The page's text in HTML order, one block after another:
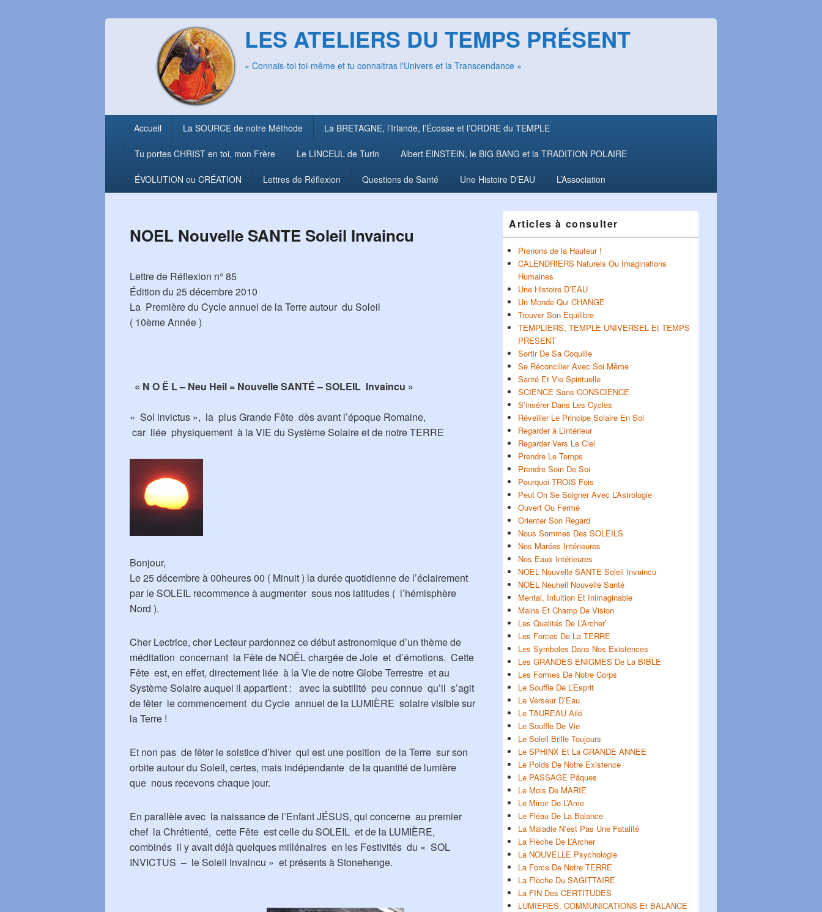
LES ATELIERS DU TEMPS PRÉSENT
« Connais-toi toi-même et tu connaitras l'Univers et la Transcendance »
principalAccueil La SOURCE de notre Méthode La BRETAGNE, l’Irlande, l’Écosse et l’ORDRE du TEMPLE
Tu portes CHRIST en toi, mon Frère Le LINCEUL de Turin Albert EINSTEIN, le BIG BANG et la TRADITION POLAIRE
ÉVOLUTION ou CRÉATION Lettres de Réflexion Questions de Santé Une Histoire D’EAU L’Association
NOEL Nouvelle SANTE Soleil Invaincu
Lettre de Réflexion n° 85
Édition du 25 décembre 2010
La Première du Cycle annuel de la Terre autour du Soleil
( 10ème Année )
« N O Ë L – Neu Heil = Nouvelle SANTÉ – SOLEIL Invaincu »
« Sol invictus », la plus Grande Fête dès avant l’époque Romaine,
car liée physiquement à la VIE du Système Solaire et de notre TERRE
Bonjour,
Le 25 décembre à 00heures 00 ( Minuit ) la durée quotidienne de l’éclairement
par le SOLEIL recommence à augmenter sous nos latitudes ( l’hémisphère
Nord ).
Cher Lectrice, cher Lecteur pardonnez ce début astronomique d’un thème de
méditation concernant la Fête de NOËL chargée de Joie et d’émotions. Cette
Fête est, en effet, directement liée à la Vie de notre Globe Terrestre et au
Système Solaire auquel il appartient : avec la subtilité peu connue qu’il s’agit
de fêter le commencement du Cycle annuel de la LUMIÈRE solaire visible sur
la Terre !
Et non pas de fêter le solstice d’hiver qui est une position de la Terre sur son
orbite autour du Soleil, certes, mais indépendante de la quantité de lumière
que nous recevons chaque jour.
En parallèle avec la naissance de l’Enfant JÉSUS, qui concerne au premier
chef la Chrétienté, cette Fête est celle du SOLEIL et de la LUMIÈRE,
combinés il y avait déjà quelques millénaires en les Festivités du « SOL
INVICTUS – le Soleil Invaincu » et présents à Stonehenge.
Zone
principale
de
widget
pour
barre
latérale
Articles à consulter
Prenons de la Hauteur !
CALENDRIERS Naturels Ou Imaginations
Humaines
Une Histoire D’EAU
Un Monde Qui CHANGE
Trouver Son Equilibre
TEMPLIERS, TEMPLE UNIVERSEL Et TEMPS
PRESENT
Sortir De Sa Coquille
Se Réconcilier Avec Soi Même
Santé Et Vie Spirituelle
SCIENCE Sans CONSCIENCE
S’insérer Dans Les Cycles
Réveiller Le Principe Solaire En Soi
Regarder à L’intérieur
Regarder Vers Le Ciel
Prendre Le Temps
Prendre Soin De Soi
Pourquoi TROIS Fois
Peut On Se Soigner Avec L’Astrologie
Ouvert Ou Fermé
Orienter Son Regard
Nous Sommes Des SOLEILS
Nos Marées Intérieures
Nos Eaux Intérieures
NOEL Nouvelle SANTE Soleil Invaincu
NOEL Neuheil Nouvelle Santé
Mental, Intuition Et Inimaginable
Mains Et Champ De Vision
Les Qualités De L’Archer’
Les Forces De La TERRE
Les Symboles Dans Nos Existences
Les GRANDES ENIGMES De La BIBLE
Les Formes De Notre Corps
Le Souffle De L’Esprit
Le Verseur D’Eau
Le TAUREAU Ailé
Le Souffle De Vie
Le Soleil Brille Toujours
Le SPHINX Et La GRANDE ANNEE
Le Poids De Notre Existence
Le PASSAGE Pâques
Le Mois De MARIE
Le Miroir De L’Ame
Le Fléau De La Balance
La Maladie N’est Pas Une Fatalité
La Flèche De L’Archer
La NOUVELLE Psychologie
La Force De Notre TERRE
La Flèche Du SAGITTAIRE
La FIN Des CERTITUDES
LUMIERES, COMMUNICATIONS Et BALANCE